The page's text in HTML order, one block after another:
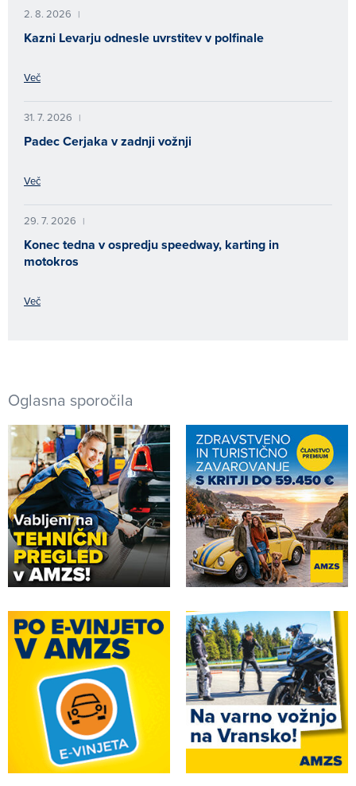
2. 8. 2026 |
Kazni Levarju odnesle uvrstitev v polfinale
Več
31. 7. 2026 |
Padec Cerjaka v zadnji vožnji
Več
29. 7. 2026 |
Konec tedna v ospredju speedway, karting in
motokros
Več
Oglasna sporočila